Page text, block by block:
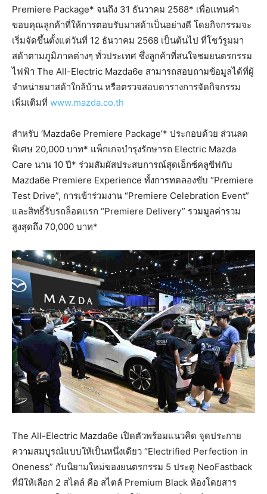
Premiere Package* จนถึง 31 ธันวาคม 2568* เพื่อแทนคำ
ขอบคุณลูกค้าที่ให้การตอบรับมาสด้าเป็นอย่างดี โดยกิจกรรมจะ
เริ่มจัดขึ้นตั้งแต่วันที่ 12 ธันวาคม 2568 เป็นต้นไป ที่โชว์รูมมา
สด้าตามภูมิภาคต่างๆ ทั่วประเทศ ซึ่งลูกค้าที่สนใจชมยนตรกรรม
ไฟฟ้า The All-Electric Mazda6e สามารถสอบถามข้อมูลได้ที่ผู้
จำหน่ายมาสด้าใกล้บ้าน หรือตรวจสอบตารางการจัดกิจกรรม
เพิ่มเติมที่ www.mazda.co.th
สำหรับ ‘Mazda6e Premiere Package’* ประกอบด้วย ส่วนลด
พิเศษ 20,000 บาท* แพ็กเกจบำรุงรักษารถ Electric Mazda
Care นาน 10 ปี* ร่วมสัมผัสประสบการณ์สุดเอ็กซ์คลูซีฟกับ
Mazda6e Premiere Experience ทั้งการทดลองขับ “Premiere
Test Drive”, การเข้าร่วมงาน “Premiere Celebration Event”
และสิทธิ์รับรถล็อตแรก “Premiere Delivery” รวมมูลค่ารวม
สูงสุดถึง 70,000 บาท*
The All-Electric Mazda6e เปิดตัวพร้อมแนวคิด จุดประกาย
ความสมบูรณ์แบบให้เป็นหนึ่งเดียว “Electrified Perfection in
Oneness” กับนิยามใหม่ของยนตรกรรม 5 ประตู NeoFastback
ที่มีให้เลือก 2 สไตล์ คือ สไตล์ Premium Black ห้องโดยสาร